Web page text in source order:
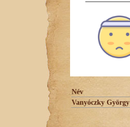
Név
Vanyóczky György